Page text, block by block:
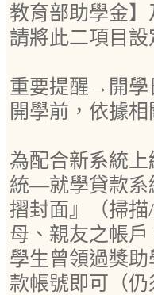
教育部助學金
請將此二項目設
重要提醒→開學
開學前，依據
為配合新系統
統—就學貸款系
摺封面』（掃
母、親友之帳戶
學生曾領過獎
款帳號即可（